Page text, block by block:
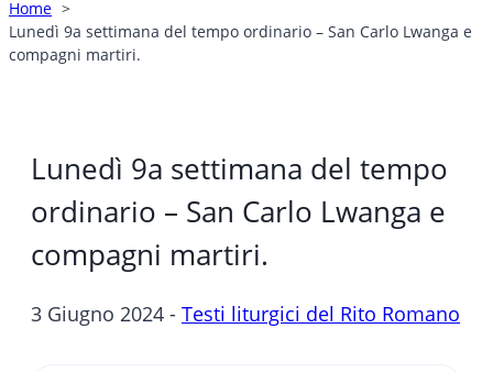
Home
Lunedì 9a settimana del tempo ordinario – San Carlo Lwanga e
compagni martiri.
Lunedì 9a settimana del tempo
ordinario – San Carlo Lwanga e
compagni martiri.
3 Giugno 2024 - Testi liturgici del Rito Romano